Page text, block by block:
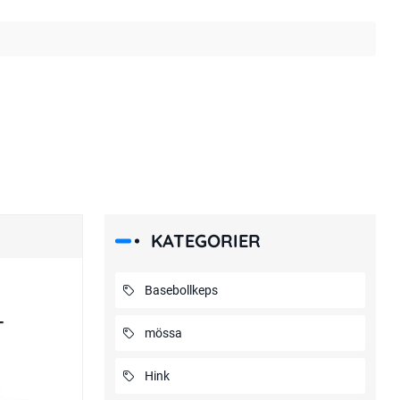
KATEGORIER
Basebollkeps
mössa
Hink